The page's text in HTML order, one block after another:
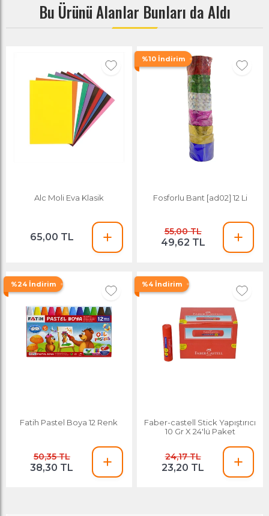
Bu Ürünü Alanlar Bunları da Aldı
Alc Moli Eva Klasik
65,00 TL
%10 İndirim
Fosforlu Bant [ad02] 12 Li
55,00 TL
49,62 TL
%24 İndirim
Fatih Pastel Boya 12 Renk
50,35 TL
38,30 TL
%4 İndirim
Faber-castell Stick Yapıştırıcı
10 Gr X 24'lü Paket
24,17 TL
23,20 TL